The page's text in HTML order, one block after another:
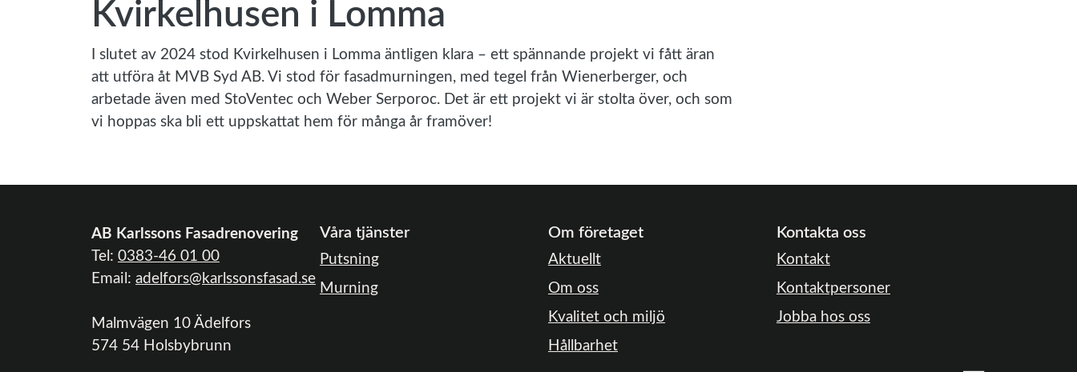
Kvirkelhusen i Lomma
I slutet av 2024 stod Kvirkelhusen i Lomma äntligen klara – ett spännande projekt vi fått äran
att utföra åt MVB Syd AB. Vi stod för fasadmurningen, med tegel från Wienerberger, och
arbetade även med StoVentec och Weber Serporoc. Det är ett projekt vi är stolta över, och som
vi hoppas ska bli ett uppskattat hem för många år framöver!
AB Karlssons Fasadrenovering
Tel: 0383-46 01 00
Email: adelfors@karlssonsfasad.se
Malmvägen 10 Ädelfors
574 54 Holsbybrunn
Våra tjänster
Putsning
Murning
Om företaget
Aktuellt
Om oss
Kvalitet och miljö
Hållbarhet
Kontakta oss
Kontakt
Kontaktpersoner
Jobba hos oss